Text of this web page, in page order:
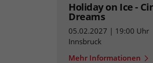
Holiday on Ice -
Dreams
05.02.2027 | 19:00 Uhr
Innsbruck
Mehr Informationen